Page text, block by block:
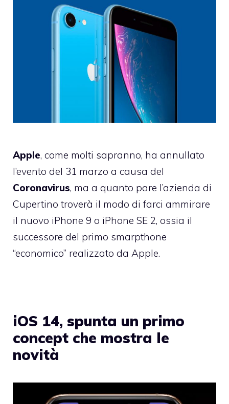
Apple, come molti sapranno, ha annullato
l’evento del 31 marzo a causa del
Coronavirus, ma a quanto pare l’azienda di
Cupertino troverà il modo di farci ammirare
il nuovo iPhone 9 o iPhone SE 2, ossia il
successore del primo smarpthone
“economico” realizzato da Apple.
iOS 14, spunta un primo
concept che mostra le
novità